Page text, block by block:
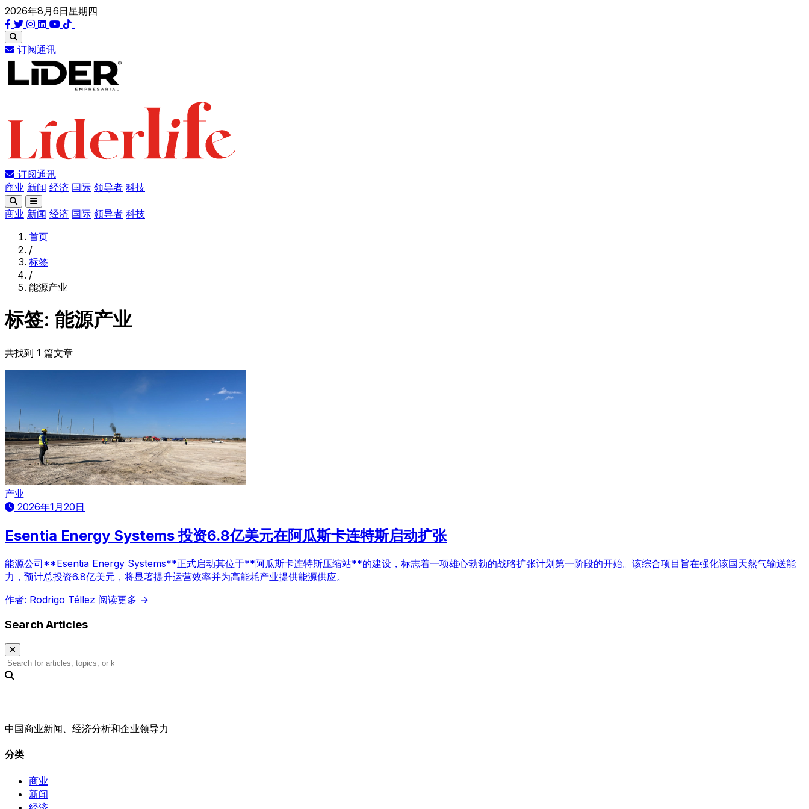
2026年8月6日星期四
订阅通讯
订阅通讯
商业 新闻 经济 国际 领导者 科技
商业 新闻 经济 国际 领导者 科技
首页
/
标签
/
能源产业
标签: 能源产业
共找到 1 篇文章
产业
2026年1月20日
Esentia Energy Systems 投资6.8亿美元在阿瓜斯卡连特斯启动扩张
能源公司**Esentia Energy Systems**正式启动其位于**阿瓜斯卡连特斯压缩站**的建设，标志着一项雄心勃勃的战略扩张计划第一阶段的开始。该综合项目旨在强化该国天然气输送能
力，预计总投资6.8亿美元，将显著提升运营效率并为高能耗产业提供能源供应。
作者: Rodrigo Téllez 阅读更多 →
Search Articles
中国商业新闻、经济分析和企业领导力
分类
商业
新闻